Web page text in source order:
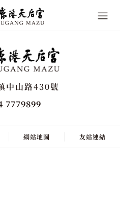
中山路430號
7779899
網站地圖 友站連結